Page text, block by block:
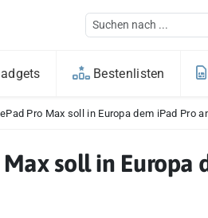
Bestenlisten
Pro Max soll in Europa dem iPad Pro
soll in Europa